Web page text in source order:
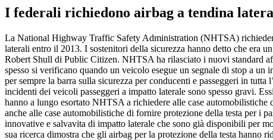
I federali richiedono airbag a tendina
La National Highway Traffic Safety Administration (NHTSA)
laterali entro il 2013. I sostenitori della sicurezza hanno detto che era
Robert Shull di Public Citizen. NHTSA ha rilasciato i nuovi standard
spesso si verificano quando un veicolo esegue un segnale di stop a
per sempre la barra sulla sicurezza per conducenti e passeggeri in
incidenti dei veicoli passeggeri a impatto laterale sono spesso gravi.
hanno a lungo esortato NHTSA a richiedere alle case
anche alle case automobilistiche di fornire protezione della testa per i
innovative e salvavita di impatto laterale che sono già disponibili per
sua ricerca dimostra che gli airbag per la protezione della testa